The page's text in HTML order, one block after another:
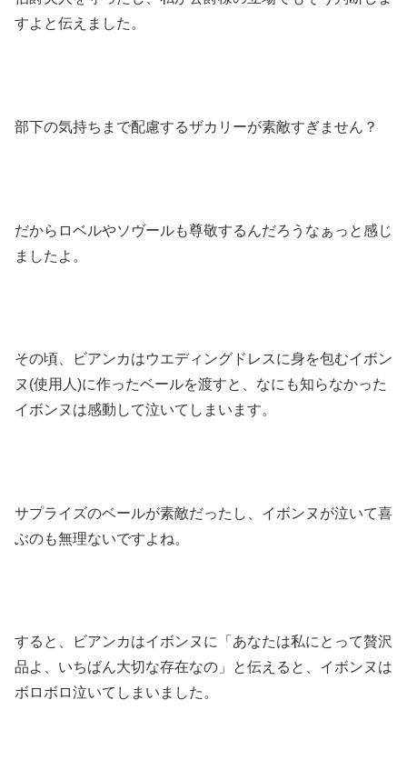
すよと伝えました。
部下の気持ちまで配慮するザカリーが素敵すぎません？
だからロベルやソヴールも尊敬するんだろうなぁっと感じ
ましたよ。
その頃、ビアンカはウエディングドレスに身を包むイボン
ヌ(使用人)に作ったベールを渡すと、なにも知らなかった
イボンヌは感動して泣いてしまいます。
サプライズのベールが素敵だったし、イボンヌが泣いて喜
ぶのも無理ないですよね。
すると、ビアンカはイボンヌに「あなたは私にとって贅沢
品よ、いちばん大切な存在なの」と伝えると、イボンヌは
ボロボロ泣いてしまいました。